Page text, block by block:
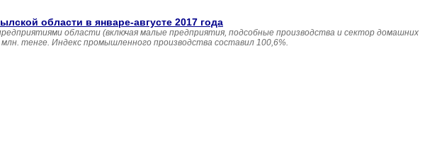
области в январе-августе 2017 года
области (включая малые предприятия, подсобные производства и сектор домашних
тенге. Индекс промышленного производства составил 100,6%.